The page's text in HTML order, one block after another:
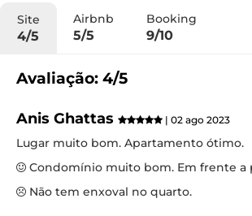
Site
4/5
Airbnb
5/5
Booking
9/10
Avaliação: 4/5
Anis Ghattas | 02 ago 2023
Lugar muito bom. Apartamento ótimo.
Condomínio muito bom. Em frente a
Não tem enxoval no quarto.